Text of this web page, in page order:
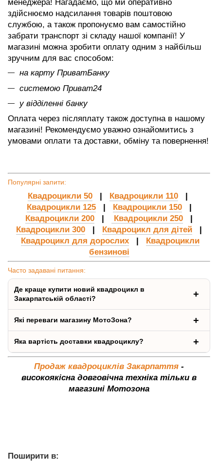
менеджера! Нагадаємо, що ми оперативно
здійснюємо надсилання товарів поштовою
службою, а також пропонуємо вам самостійно
забрати транспорт зі складу нашої компанії! У
магазині можна зробити оплату одним з найбільш
зручним для вас способом:
на карту ПриватБанку
системою Приват24
у відділенні банку
Оплата через післяплату також доступна в нашому
магазині! Рекомендуємо уважно ознайомитись з
умовами оплати та доставки, обміну та повернення!
Популярні запити:
Квадроцикли 50 Квадроцикли 110
Квадроцикли 125| Квадроцикли 150|
Квадроцикли 200
Квадроцикли 250
Квадроцикли 300
Квадроцикл для дітей
Квадроцикл для дорослих
Квадроцикли
бензинові
Часто задавані питання:
Де краще купити новий квадроцикл в
Закарпатській області?
Які переваги магазину МотоЗона?
Яка вартість доставки квадроциклу?
Продаж квадроциклів Закарпаття -
високоякісна довговічна техніка тільки в
магазині Мотозона
Поширити в: